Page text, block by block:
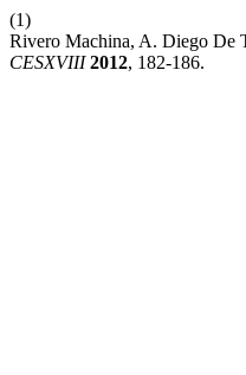
(1)
Rivero Machina, A. Diego De
CESXVIII 2012, 182-186.